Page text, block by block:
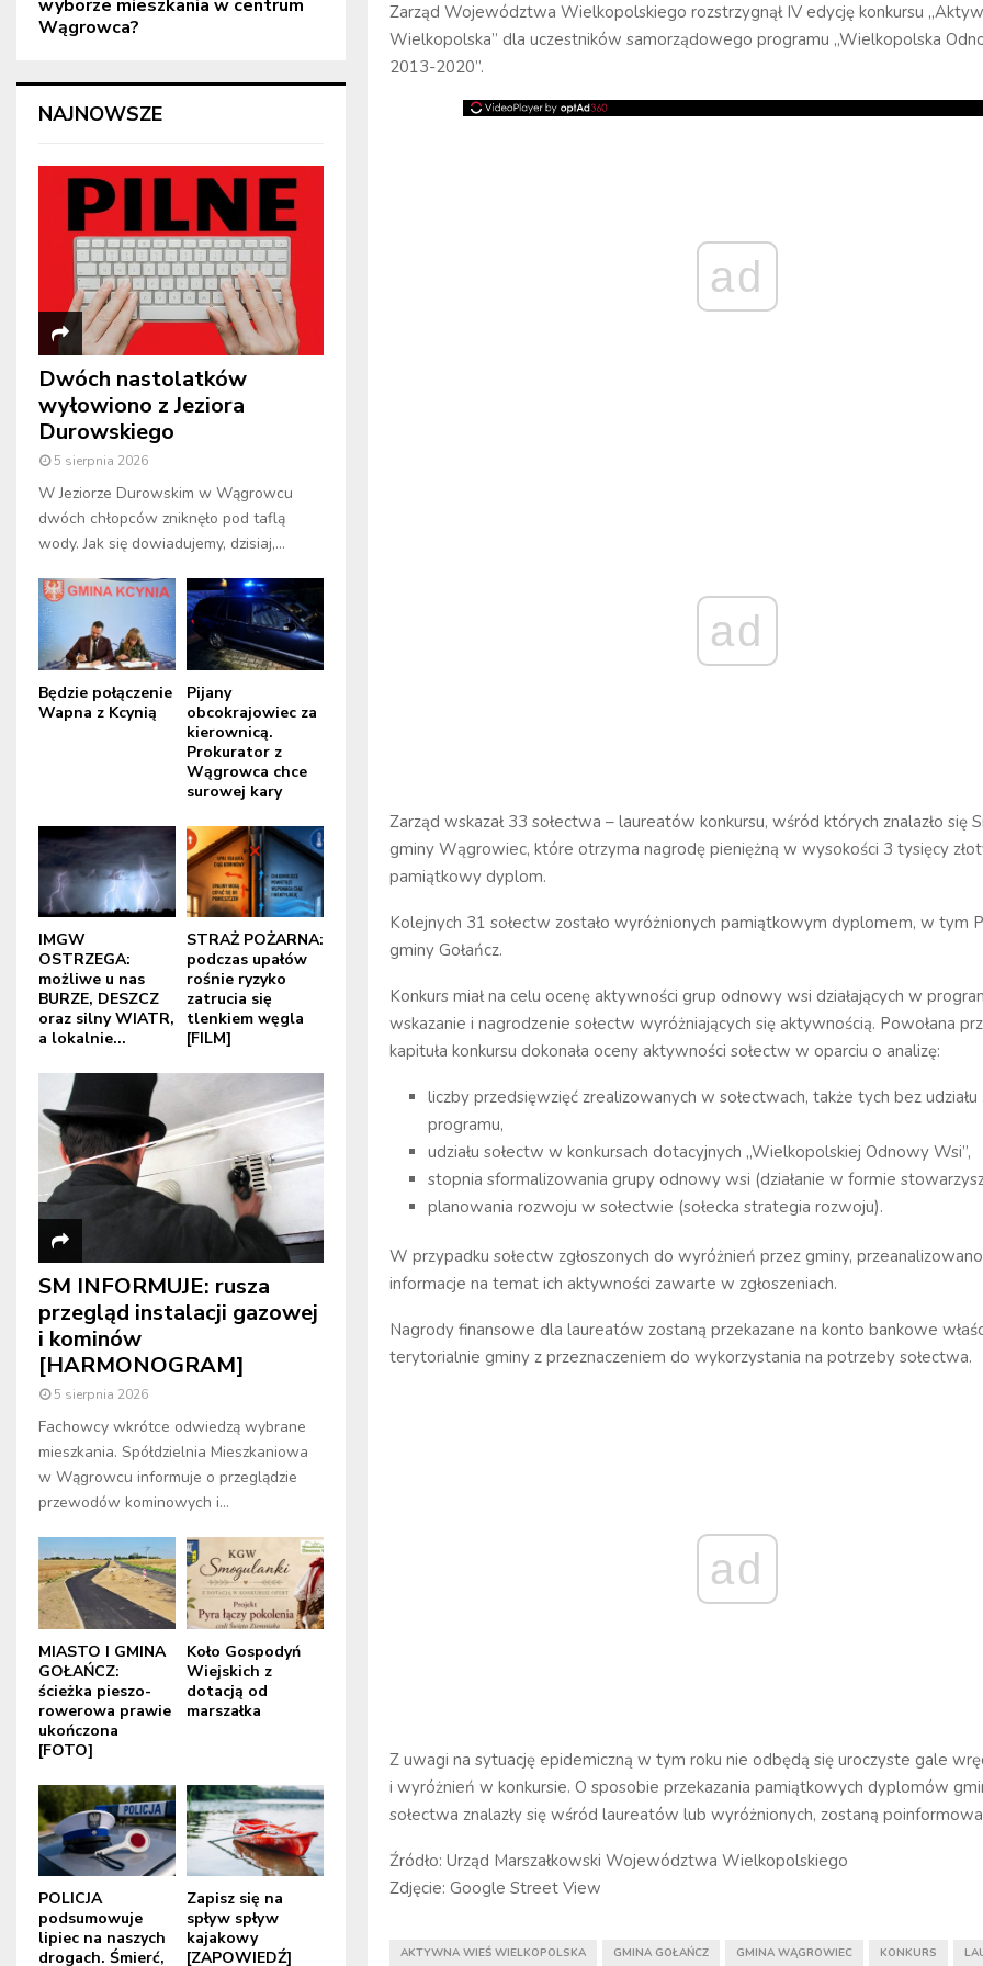
Zarząd Województwa Wielkopolskiego rozstrzygnął IV edycję konkursu
Wielkopolska” dla uczestników samorządowego programu „Wielkopolska
2013-2020”.
ad
ad
Zarząd wskazał 33 sołectwa – laureatów konkursu, wśród których znalazło się
gminy Wągrowiec, które otrzyma nagrodę pieniężną w wysokości 3 tysięcy
pamiątkowy dyplom.
Kolejnych 31 sołectw zostało wyróżnionych pamiątkowym dyplomem, w tym
gminy Gołańcz.
Konkurs miał na celu ocenę aktywności grup odnowy wsi działających w
wskazanie i nagrodzenie sołectw wyróżniających się aktywnością. Powołana
kapituła konkursu dokonała oceny aktywności sołectw w oparciu o analizę:
liczby przedsięwzięć zrealizowanych w sołectwach, także tych bez
programu,
udziału sołectw w konkursach dotacyjnych „Wielkopolskiej Odnowy Wsi”,
stopnia sformalizowania grupy odnowy wsi (działanie w formie
planowania rozwoju w sołectwie (sołecka strategia rozwoju).
W przypadku sołectw zgłoszonych do wyróżnień przez gminy,
informacje na temat ich aktywności zawarte w zgłoszeniach.
Nagrody finansowe dla laureatów zostaną przekazane na konto bankowe
terytorialnie gminy z przeznaczeniem do wykorzystania na potrzeby sołectwa.
ad
Z uwagi na sytuację epidemiczną w tym roku nie odbędą się uroczyste gale
i wyróżnień w konkursie. O sposobie przekazania pamiątkowych dyplomów
sołectwa znalazły się wśród laureatów lub wyróżnionych, zostaną
Źródło: Urząd Marszałkowski Województwa Wielkopolskiego
Zdjęcie: Google Street View
AKTYWNA WIEŚ WIELKOPOLSKA GMINA GOŁAŃCZ GMINA WĄGROWIEC KONKURS
wyborze mieszkania w centrum
Wągrowca?
NAJNOWSZE
Dwóch nastolatków
wyłowiono z Jeziora
Durowskiego
5 sierpnia 2026
W Jeziorze Durowskim w Wągrowcu
dwóch chłopców zniknęło pod taflą
wody. Jak się dowiadujemy, dzisiaj,...
Będzie połączenie
Wapna z Kcynią
Pijany
obcokrajowiec za
kierownicą.
Prokurator z
Wągrowca chce
surowej kary
IMGW
OSTRZEGA:
możliwe u nas
BURZE, DESZCZ
oraz silny WIATR,
a lokalnie...
STRAŻ POŻARNA:
podczas upałów
rośnie ryzyko
zatrucia się
tlenkiem węgla
[FILM]
SM INFORMUJE: rusza
przegląd instalacji gazowej
i kominów
[HARMONOGRAM]
5 sierpnia 2026
Fachowcy wkrótce odwiedzą wybrane
mieszkania. Spółdzielnia Mieszkaniowa
w Wągrowcu informuje o przeglądzie
przewodów kominowych i...
MIASTO I GMINA
GOŁAŃCZ:
ścieżka pieszo-
rowerowa prawie
ukończona
[FOTO]
Koło Gospodyń
Wiejskich z
dotacją od
marszałka
POLICJA
podsumowuje
lipiec na naszych
drogach. Śmierć,
Zapisz się na
spływ spływ
kajakowy
[ZAPOWIEDŹ]